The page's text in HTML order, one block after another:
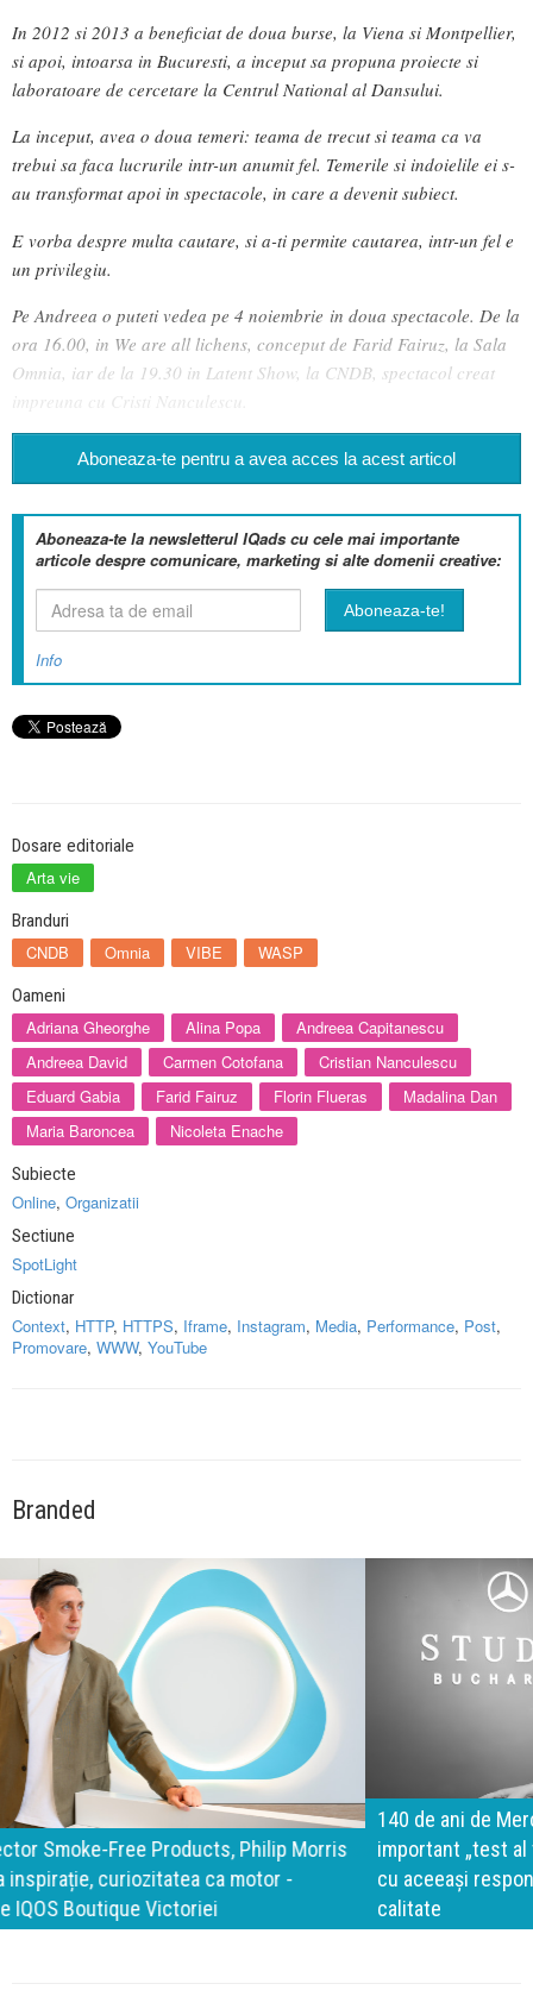
In 2012 si 2013 a beneficiat de doua burse, la Viena si Montpellier,
si apoi, intoarsa in Bucuresti, a inceput sa propuna proiecte si
laboratoare de cercetare la Centrul National al Dansului.
La inceput, avea o doua temeri: teama de trecut si teama ca va
trebui sa faca lucrurile intr-un anumit fel. Temerile si indoielile ei s-
au transformat apoi in spectacole, in care a devenit subiect.
E vorba despre multa cautare, si a-ti permite cautarea, intr-un fel e
un privilegiu.
Pe Andreea o puteti vedea pe 4 noiembrie in doua spectacole. De la
ora 16.00, in We are all lichens, conceput de Farid Fairuz, la Sala
Omnia, iar de la 19.30 in Latent Show, la CNDB, spectacol creat
impreuna cu Cristi Nanculescu.
Aboneaza-te pentru a avea acces la acest articol
Aboneaza-te la newsletterul IQads cu cele mai importante
articole despre comunicare, marketing si alte domenii creative:
Info
Dosare editoriale
Arta vie
Branduri
CNDB Omnia VIBE WASP
Oameni
Adriana Gheorghe Alina Popa
Andreea Capitanescu
Andreea David
Carmen Cotofana
Cristian Nanculescu
Eduard Gabia
Farid Fairuz Florin Flueras
Madalina Dan
Maria Baroncea
Nicoleta Enache
Subiecte
Online, Organizatii
Sectiune
SpotLight
Dictionar
Context, HTTP, HTTPS, Iframe, Instagram, Media, Performance, Post,
Promovare, WWW, YouTube
Branded
140 de ani de Mercedes-Benz. Ramona Pîrlog: Cel mai
important „test al timpului” este să inovăm constant, dar
cu aceeași responsabilitate față de oameni, siguranță și
calitate